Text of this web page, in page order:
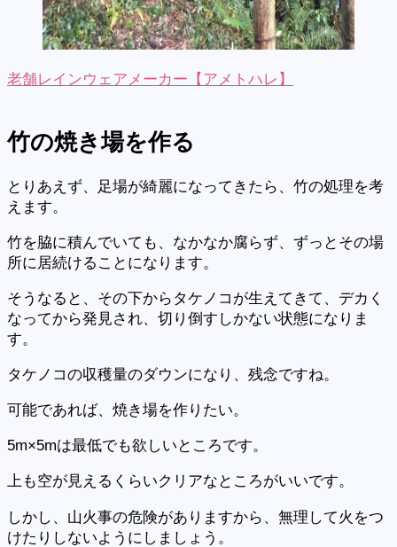
老舗レインウェアメーカー【アメトハレ】
竹の焼き場を作る
とりあえず、足場が綺麗になってきたら、竹の処理を考
えます。
竹を脇に積んでいても、なかなか腐らず、ずっとその場
所に居続けることになります。
そうなると、その下からタケノコが生えてきて、デカく
なってから発見され、切り倒すしかない状態になりま
す。
タケノコの収穫量のダウンになり、残念ですね。
可能であれば、焼き場を作りたい。
5m×5mは最低でも欲しいところです。
上も空が見えるくらいクリアなところがいいです。
しかし、山火事の危険がありますから、無理して火をつ
けたりしないようにしましょう。